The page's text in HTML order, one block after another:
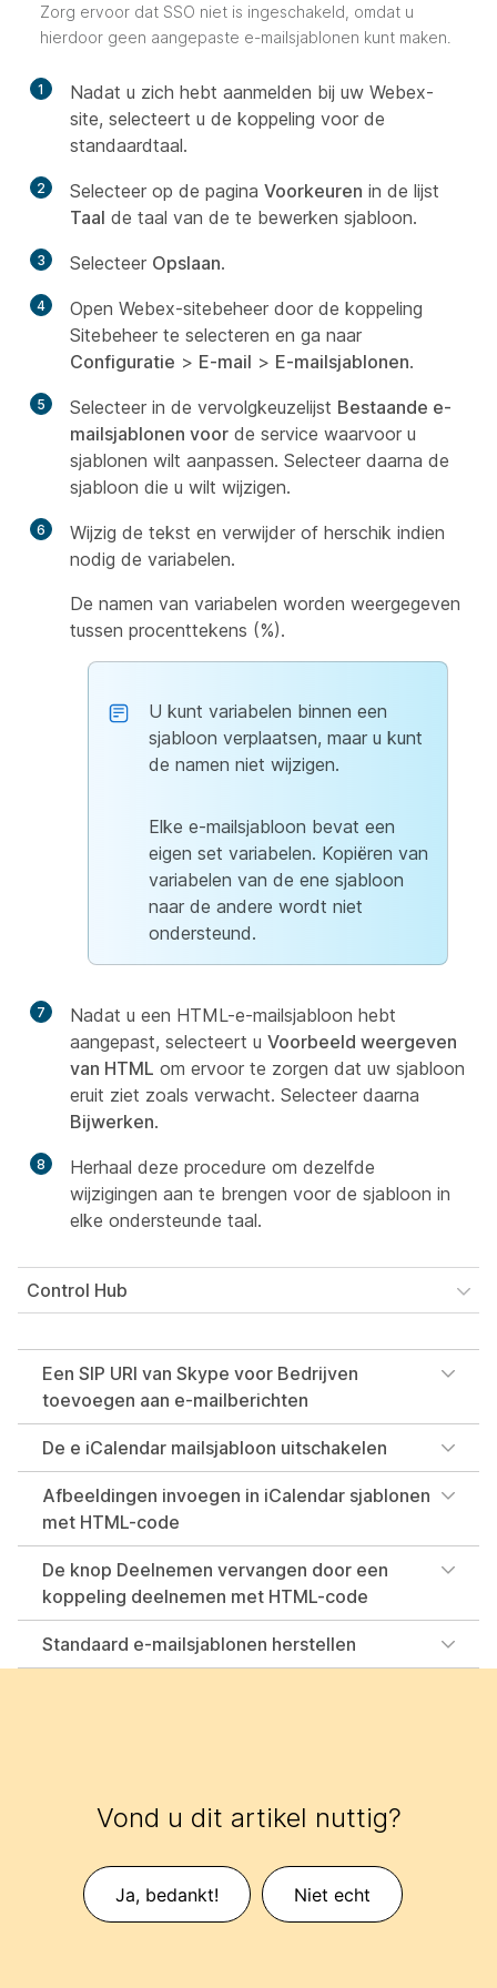
Zorg ervoor dat SSO niet is ingeschakeld, omdat u
hierdoor geen aangepaste e-mailsjablonen kunt maken.
1
Nadat u zich hebt aanmelden bij uw Webex-
site, selecteert u de koppeling voor de
standaardtaal.
2 Selecteer op de pagina Voorkeuren in de lijst
Taal de taal van de te bewerken sjabloon.
3 Selecteer Opslaan.
4
Open Webex-sitebeheer door de koppeling
Sitebeheer te selecteren en ga naar
Configuratie > E-mail > E-mailsjablonen.
5 Selecteer in de vervolgkeuzelijst Bestaande e-
mailsjablonen voor de service waarvoor u
sjablonen wilt aanpassen. Selecteer daarna de
sjabloon die u wilt wijzigen.
6
Wijzig de tekst en verwijder of herschik indien
nodig de variabelen.
De namen van variabelen worden weergegeven
tussen procenttekens (%).
U kunt variabelen binnen een
sjabloon verplaatsen, maar u kunt
de namen niet wijzigen.
Elke e-mailsjabloon bevat een
eigen set variabelen. Kopiëren van
variabelen van de ene sjabloon
naar de andere wordt niet
ondersteund.
7
Nadat u een HTML-e-mailsjabloon hebt
aangepast, selecteert u Voorbeeld weergeven
van HTML om ervoor te zorgen dat uw sjabloon
eruit ziet zoals verwacht. Selecteer daarna
Bijwerken.
8
Herhaal deze procedure om dezelfde
wijzigingen aan te brengen voor de sjabloon in
elke ondersteunde taal.
Control Hub
Een SIP URI van Skype voor Bedrijven
toevoegen aan e-mailberichten
De e iCalendar mailsjabloon uitschakelen
Afbeeldingen invoegen in iCalendar sjablonen
met HTML-code
De knop Deelnemen vervangen door een
koppeling deelnemen met HTML-code
Standaard e-mailsjablonen herstellen
Vond u dit artikel nuttig?
Ja, bedankt! Niet echt